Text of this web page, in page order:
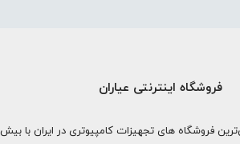
فروشگاه اینترنتی عیاران
فروشگاه های تجهیزات کامپیوتری در ایران با